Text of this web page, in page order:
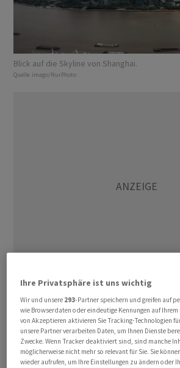
Blick auf die Skyline von Shanghai.
Quelle: imago/NurPhoto
Der von S&P Global ermittelte
(PMI) ⁠von RatingDog fiel auf 51,8
Zählern ⁠im April, wie aus der am
veröffentlichten Umfrage
die Analystenprognose von 51,6
Ihre Privatsphäre ist uns wichtig
Wir und unsere 293-Partner speichern und greifen auf
wie Browserdaten oder eindeutige Kennungen auf
von Akzeptieren aktivieren Sie Tracking-Technologien
unsere Partner verarbeiten Daten, um Ihnen Dienste
Zwecke. Wenn Tracker deaktiviert sind, sind manche
möglicherweise nicht mehr so relevant für Sie. Sie
wieder aufrufen, um Ihre Einstellungen zu ändern oder